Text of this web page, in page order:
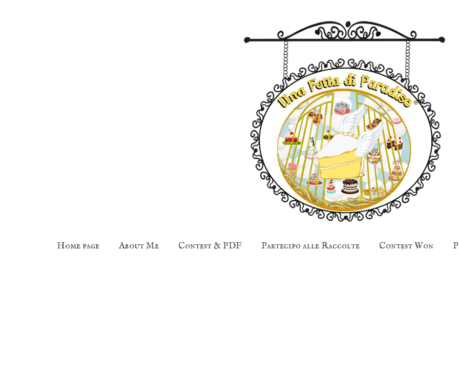
Home page About Me Contest & PDF Partecipo alle Raccolte Contest Won